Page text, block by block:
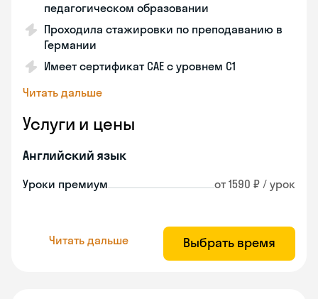
педагогическом образовании
Проходила стажировки по преподаванию в
Германии
Имеет сертификат САЕ с уровнем С1
Читать дальше
Услуги и цены
Английский язык
Уроки премиум от 1590 ₽ / урок
Читать дальше Выбрать время